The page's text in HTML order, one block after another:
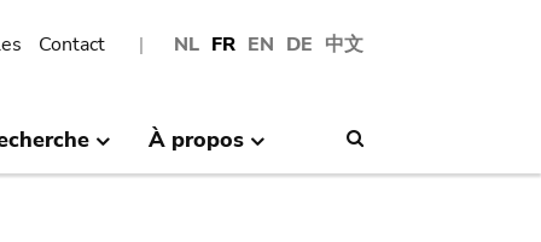
NL FR EN DE 中文
Contact
À propos